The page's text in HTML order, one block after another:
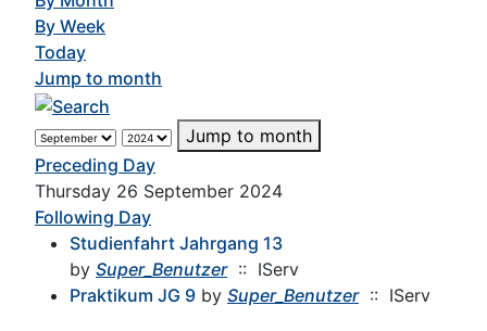
By Week
Today
Jump to month
Jump to month
Preceding Day
Thursday 26 September 2024
Following Day
Studienfahrt Jahrgang 13
by Super_Benutzer:: IServ
Praktikum JG 9 by Super_Benutzer:: IServ